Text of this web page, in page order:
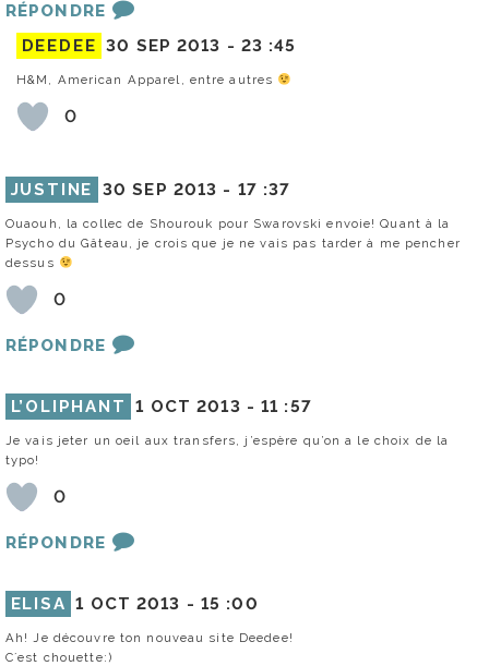
RÉPONDRE
DEEDEE 30 SEP 2013 - 23 :45
H&M, American Apparel, entre autres
0
JUSTINE 30 SEP 2013 - 17 :37
Ouaouh, la collec de Shourouk pour Swarovski envoie! Quant à la
Psycho du Gâteau, je crois que je ne vais pas tarder à me pencher
dessus
0
RÉPONDRE
L’OLIPHANT 1 OCT 2013 -11 :57
Je vais jeter un oeil aux transfers, j’espère qu’on a le choix de la
typo!
0
RÉPONDRE
ELISA 1 OCT 2013 - 15 :00
Ah! Je découvre ton nouveau site Deedee!
C´est chouette:)